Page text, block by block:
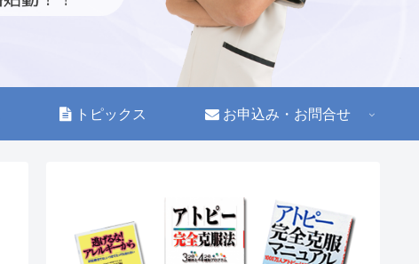
トピックス お申込み・お問合せ